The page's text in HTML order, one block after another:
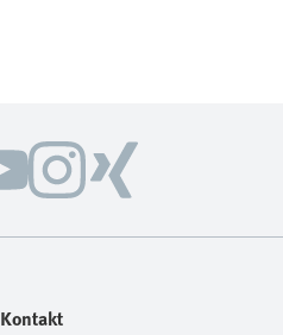
Kontakt